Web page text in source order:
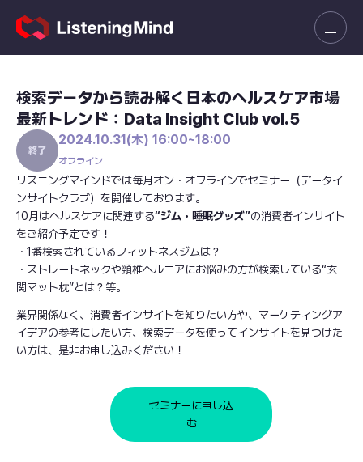
検索データから読み解く日本のヘルスケア市場
最新トレンド：Data Insight Club vol.5
2024.10.31(木) 16:00~18:00
オフライン
リスニングマインドでは毎月オン・オフラインでセミナー（データイ
ンサイトクラブ）を開催しております。
10月はヘルスケアに関連する“ジム・睡眠グッズ”の消費者インサイト
をご紹介予定です！
・1番検索されているフィットネスジムは？
・ストレートネックや頸椎ヘルニアにお悩みの方が検索している“玄
関マット枕”とは？等。
業界関係なく、消費者インサイトを知りたい方や、マーケティングア
イデアの参考にしたい方、検索データを使ってインサイトを見つけた
い方は、是非お申し込みください！
セミナーに申し込
む